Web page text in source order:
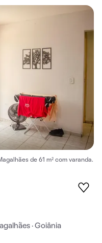
de 61 m² com varanda.
· Goiânia